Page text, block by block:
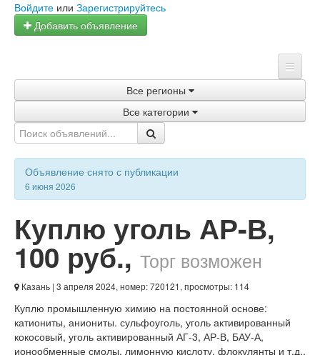
Войдите или Зарегистрируйтесь
Добавить объявление
Объявления
Услуги
Все регионы
Все категории
Объявление снято с публикации
6 июня 2026
Куплю уголь АР-В,
100 руб., Торг возможен
Казань | 3 апреля 2024, номер: 720121, просмотры: 114
Куплю промышленную химию на постоянной основе:
катиониты, аниониты. сульфоуголь, уголь активированный
кокосовый, уголь активированный АГ-3, АР-В, БАУ-А,
ионообменные смолы, лимонную кислоту, флокулянты и т.д..